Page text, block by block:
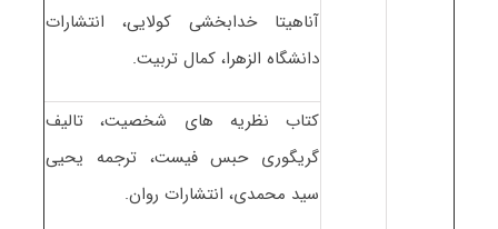
آناهیتا خدابخشی کولایی، انتشارات
دانشگاه الزهرا، کمال تربیت.
کتاب نظریه های شخصیت، تالیف
گریگوری حبس فیست، ترجمه یحیی
سید محمدی، انتشارات روان.